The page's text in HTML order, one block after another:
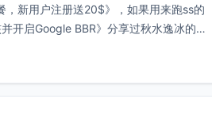
新用户注册送20$》，如果用来跑ss的
开启Google BBR》分享过秋水逸冰的一